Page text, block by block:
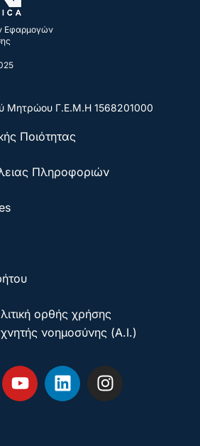
Εφαρμογών
Μητρώου Γ.Ε.Μ.Η 1568201000
Ποιότητας
Πληροφοριών
ορθής χρήσης
νοημοσύνης (A.I.)